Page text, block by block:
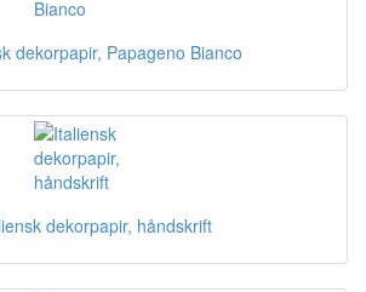
dekorpapir, Papageno Bianco
dekorpapir, håndskrift